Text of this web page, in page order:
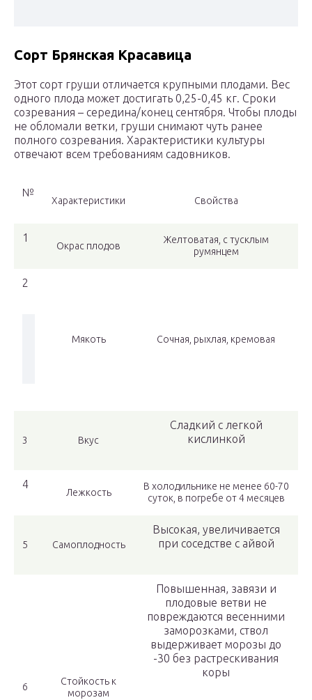
Сорт Брянская Красавица
Этот сорт груши отличается крупными плодами. Вес
одного плода может достигать 0,25-0,45 кг. Сроки
созревания – середина/конец сентября. Чтобы плоды
не обломали ветки, груши снимают чуть ранее
полного созревания. Характеристики культуры
отвечают всем требованиям садовников.
№
Характеристики Свойства
1
Окрас плодов
Желтоватая, с тусклым
румянцем
2
Мякоть Сочная, рыхлая, кремовая
3 Вкус
Сладкий с легкой
кислинкой
4
Лежкость
В холодильнике не менее 60-70
суток, в погребе от 4 месяцев
5 Самоплодность
Высокая, увеличивается
при соседстве с айвой
6
Стойкость к
морозам
Повышенная, завязи и
плодовые ветви не
повреждаются весенними
заморозками, ствол
выдерживает морозы до
-30 без растрескивания
коры